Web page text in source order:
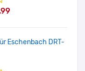
Eschenbach DRT-